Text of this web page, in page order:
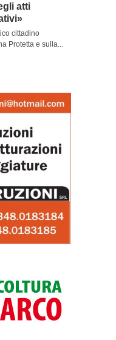
atti
cittadino
Protetta e sulla...